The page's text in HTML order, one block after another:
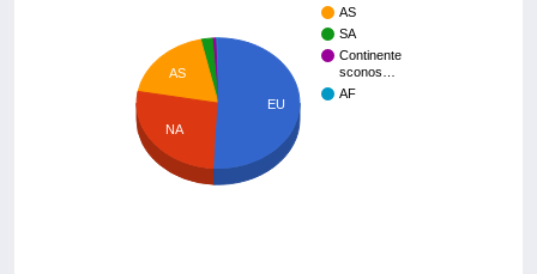
AS
SA
Continente
sconos…
AF
AS
NA
EU